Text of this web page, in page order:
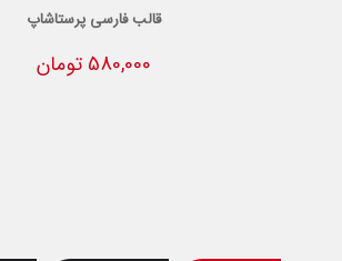
قالب فارسی پرستاشاپ
580,000 تومان